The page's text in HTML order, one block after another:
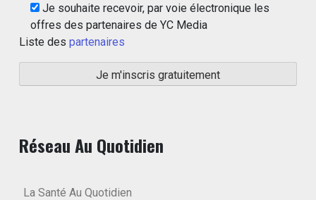
Je souhaite recevoir, par voie électronique les
offres des partenaires de YC Media
Liste des partenaires
Réseau Au Quotidien
La Santé Au Quotidien